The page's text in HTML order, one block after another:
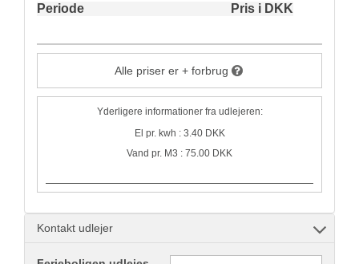
Periode Pris i DKK
Alle priser er + forbrug
Yderligere informationer fra udlejeren:
El pr. kwh : 3.40 DKK
Vand pr. M3 : 75.00 DKK
Kontakt udlejer